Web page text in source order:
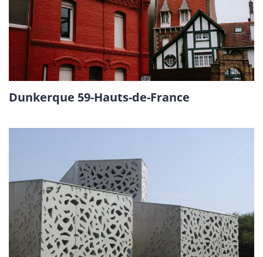
Dunkerque 59-Hauts-de-France